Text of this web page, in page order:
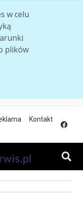
w celu
plików
Kontakt